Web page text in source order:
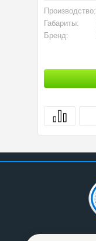
Производство:
Габариты:
Бренд: